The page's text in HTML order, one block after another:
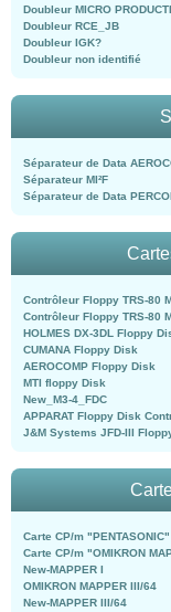
Doubleur MICRO
Doubleur RCE_JB
Doubleur IGK?
Doubleur non identifié
Séparateur de Data
Séparateur MI²F
Séparateur de Data
Contrôleur Floppy TRS-80
Contrôleur Floppy TRS-80
HOLMES DX-3DL Floppy
CUMANA Floppy Disk
AEROCOMP Floppy Disk
MTI floppy Disk
New_M3-4_FDC
APPARAT Floppy Disk
J&M Systems JFD-III
Carte CP/m "PENTASONIC"
Carte CP/m "OMIKRON
New-MAPPER I
OMIKRON MAPPER III/64
New-MAPPER III/64